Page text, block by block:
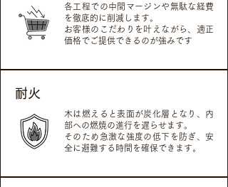
各工程での中間マージンや無駄な経費
を徹底的に削減します。
お客様のこだわりを叶えながら、適正
価格でご提供できるのが強みです
耐火
木は燃えると表面が炭化層となり、内
部への燃焼の進行を遅らせます。
そのため急激な強度の低下を防ぎ、安
全に避難する時間を確保できます。